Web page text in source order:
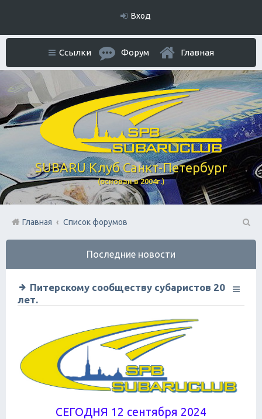
Вход
SUBARU Клуб Санкт-Петербург
(основан в 2004г.)
Ссылки Форум Главная
Главная
Список форумов
П
Последние новости
Питерскому сообществу субаристов 20
лет.
СЕГОДНЯ 12 сентября 2024